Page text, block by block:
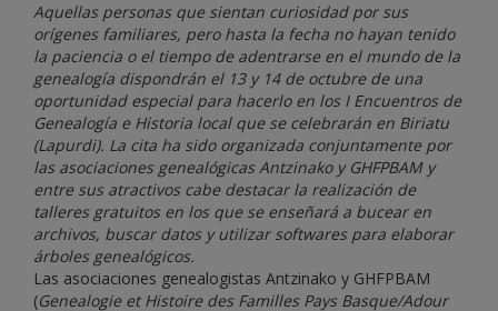
Aquellas personas que sientan curiosidad por sus
orígenes familiares, pero hasta la fecha no hayan tenido
la paciencia o el tiempo de adentrarse en el mundo de la
genealogía dispondrán el 13 y 14 de octubre de una
oportunidad especial para hacerlo en los I Encuentros de
Genealogía e Historia local que se celebrarán en Biriatu
(Lapurdi). La cita ha sido organizada conjuntamente por
las asociaciones genealógicas Antzinako y GHFPBAM y
entre sus atractivos cabe destacar la realización de
talleres gratuitos en los que se enseñará a bucear en
archivos, buscar datos y utilizar softwares para elaborar
árboles genealógicos.
Las asociaciones genealogistas Antzinako y GHFPBAM
(Genealogie et Histoire des Familles Pays Basque/Adour